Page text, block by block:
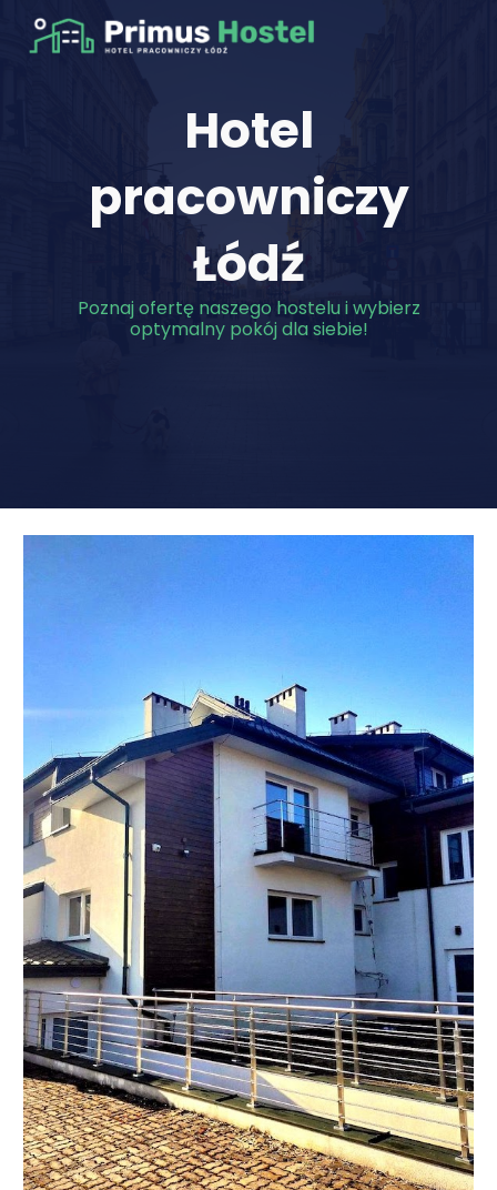
Skip to main content
Hotel
pracowniczy
Łódź
Poznaj ofertę naszego hostelu i wybierz
optymalny pokój dla siebie!